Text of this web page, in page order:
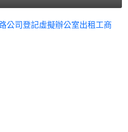
公司登記虛擬辦公室出租工商